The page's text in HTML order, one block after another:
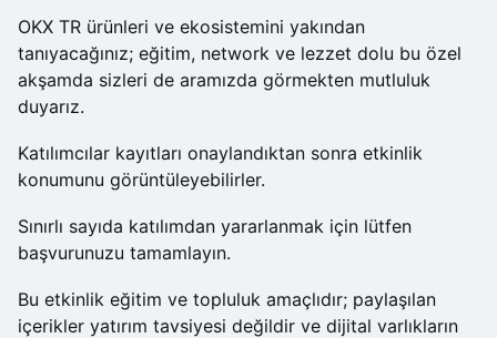
OKX TR ürünleri ve ekosistemini yakından
tanıyacağınız; eğitim, network ve lezzet dolu bu özel
akşamda sizleri de aramızda görmekten mutluluk
duyarız.
​Katılımcılar kayıtları onaylandıktan sonra etkinlik
konumunu görüntüleyebilirler.
​​Sınırlı sayıda katılımdan yararlanmak için lütfen
başvurunuzu tamamlayın.
​Bu etkinlik eğitim ve topluluk amaçlıdır; paylaşılan
içerikler yatırım tavsiyesi değildir ve dijital varlıkların